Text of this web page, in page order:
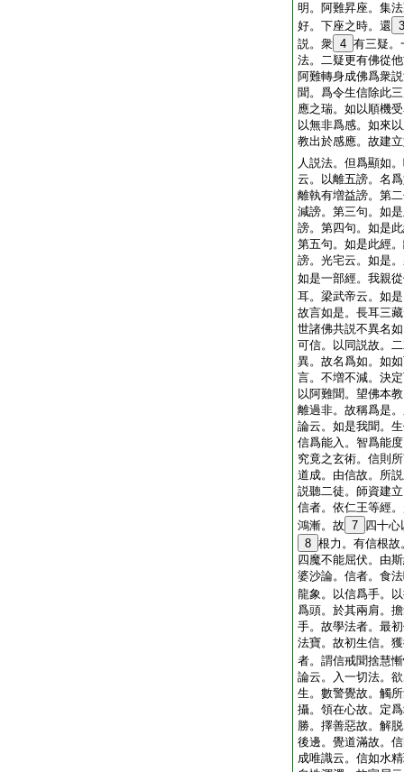
明。阿難昇座。集
好。下座之時。還 3
説。衆 4 有三疑。
法。二疑更有佛從
阿難轉身成佛爲衆
聞。爲令生信除此
應之瑞。如以順機
以無非爲感。如來
教出於感應。故建
人説法。但爲顯如
云。以離五謗。名
離執有増益謗。第
減謗。第三句。如
謗。第四句。如是
第五句。如是此經
謗。光宅云。如是
如是一部經。我親
耳。梁武帝云。如
故言如是。長耳三
世諸佛共説不異名
可信。以同説故。
異。故名爲如。如
言。不増不減。決
以阿難聞。望佛本
離過非。故稱爲是
論云。如是我聞。
信爲能入。智爲能
究竟之玄術。信則
道成。由信故。所
説聽二徒。師資建
信者。依仁王等經
鴻漸。故 7 四十心
8 根力。有信根
四魔不能屈伏。由
婆沙論。信者。食
龍象。以信爲手。
爲頭。於其兩肩。
手。故學法者。最
法寶。故初生信。
者。謂信戒聞捨慧
論云。入一切法。
生。數警覺故。觸
攝。領在心故。定
勝。擇善惡故。解
後邊。覺道滿故。
成唯識云。信如水